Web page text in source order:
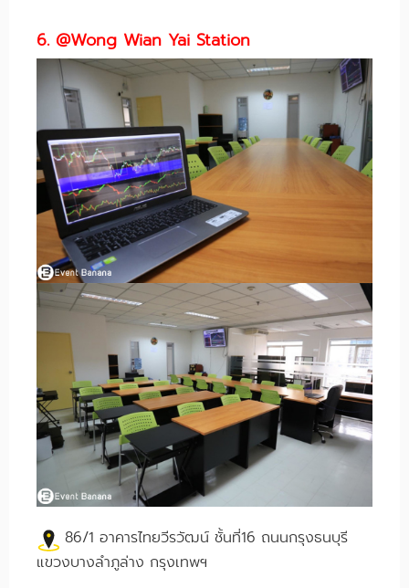
6. @Wong Wian Yai Station
86/1 อาคารไทยวีรวัฒน์ ชั้นที่16 ถนนกรุงธนบุรี
แขวงบางลำภูล่าง กรุงเทพฯ